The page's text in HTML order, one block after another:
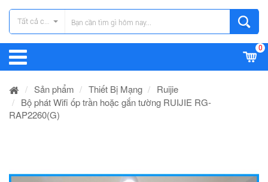
Tất cả các danh mục
0
Sản phẩm Thiết Bị Mạng
Ruijie
Bộ phát Wifi ốp trần hoặc gắn tường RUIJIE RG-
RAP2260(G)